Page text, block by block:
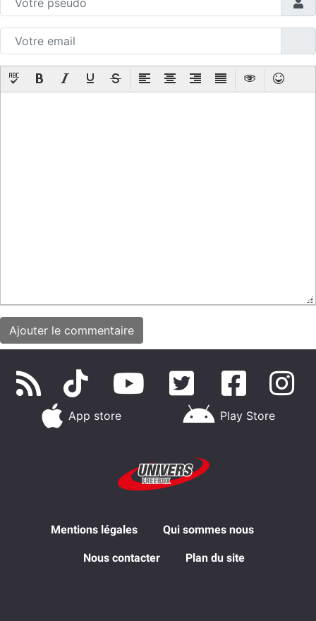
App store Play Store
Mentions légales Qui sommes nous
Nous contacter Plan du site